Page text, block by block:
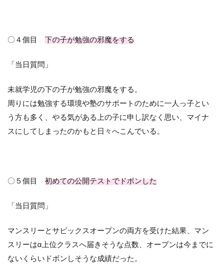
〇４個目 下の子が勉強の邪魔をする
「当日質問」
未就学児の下の子が勉強の邪魔をする。
周りには勉強する環境や塾のサポートのために一人っ子とい
う方も多く、やる気がある上の子に申し訳なく思い、マイナ
スにしてしまったのかもと日々へこんでいる。
〇５個目 初めての公開テストでドボンした
「当日質問」
マンスリーとサピックスオープンの両方を受けた結果、マン
スリーはα上位クラスへ届きそうな点数、オープンは今までに
ないくらいドボンしそうな成績だった。